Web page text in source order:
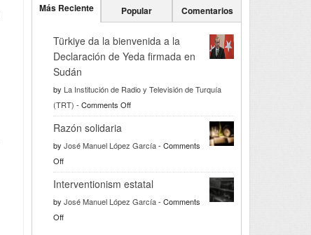
Más Reciente Popular Comentarios
Türkiye da la bienvenida a la
Declaración de Yeda firmada en
Sudán
by La Institución de Radio y Televisión de Turquía
(TRT) - Comments Offon
Türkiye
la
a
Razón solidaria
by José Manuel López García- Comments
Offon
Razón
solidaria
Interventionism estatal
by José Manuel López García- Comments
Offon